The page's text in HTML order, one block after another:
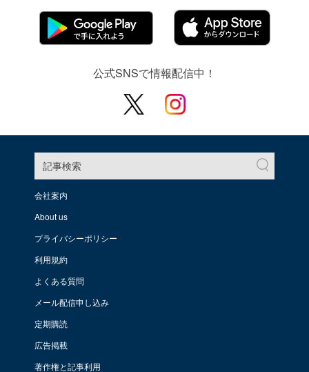
公式SNSで情報配信中！
記事検索
会社案内
About us
プライバシーポリシー
利用規約
よくある質問
メール配信申し込み
定期購読
広告掲載
著作権と記事利用